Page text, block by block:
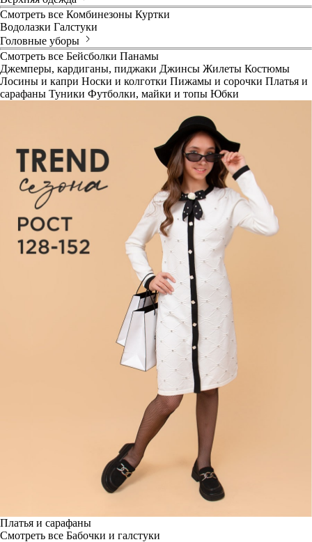
Смотреть все Комбинезоны Куртки
Водолазки Галстуки
Головные уборы
Смотреть все Бейсболки Панамы
Джемперы, кардиганы, пиджаки Джинсы Жилеты Костюмы
Лосины и капри Носки и колготки Пижамы и сорочки Платья и
сарафаны Туники Футболки, майки и топы Юбки
Платья и сарафаны
Смотреть все Бабочки и галстуки